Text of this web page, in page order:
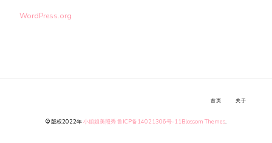
WordPress.org
© 版权2022年小姐姐美照秀鲁ICP备14021306号-11 Blossom Themes.
首页 关于